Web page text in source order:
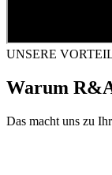
UNSERE
Warum
Das macht uns zu